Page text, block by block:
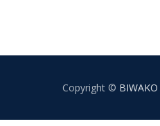
Copyright © BIWAKO